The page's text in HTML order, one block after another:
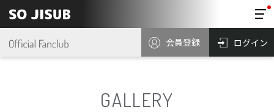
会員登録 ログイン
GALLERY